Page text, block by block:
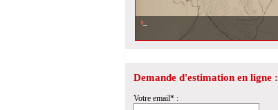
Demande d'estimation en ligne :
Votre email* :